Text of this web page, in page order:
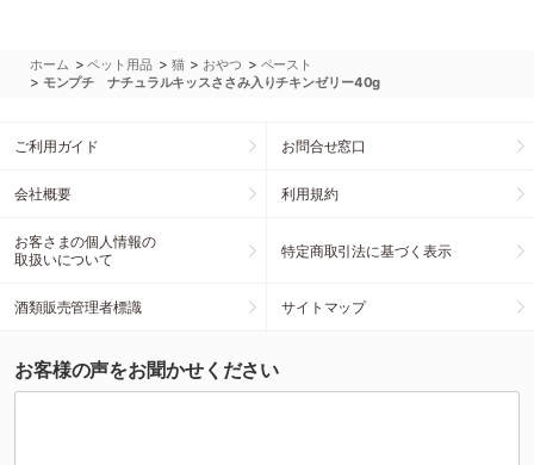
ホーム >ペット用品 > 猫 > おやつ > ペースト
> モンプチ ナチュラルキッスささみ入りチキンゼリー40g
ご利用ガイド お問合せ窓口
会社概要 利用規約
お客さまの個人情報の
取扱いについて
特定商取引法に基づく表示
酒類販売管理者標識 サイトマップ
お客様の声をお聞かせください